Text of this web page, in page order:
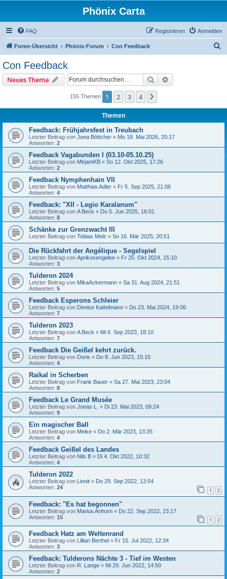
Phönix Carta
FAQ Anmelden
Registrieren
Foren-Übersicht Phönix-Forum Con Feedback
Con Feedback
Neues Thema Suche
155 Themen 1 2 3 4
Themen
Feedback: Frühjahrsfest in Treubach
Letzter Beitrag von Jona Böttcher « Mo 18. Mai 2026, 20:17
Antworten: 2
Feedback Vagabunden I (03.10-05.10.25)
Letzter Beitrag von MirjamKB « So 12. Okt 2025, 17:26
Antworten: 2
Feedback Nymphenhain VII
Letzter Beitrag von Matthias Adler « Fr 5. Sep 2025, 21:06
Antworten: 4
Feedback: "XII - Legio Karalanum"
Letzter Beitrag von A Beck « Do 5. Jun 2025, 16:01
Antworten: 8
Schänke zur Grenzwacht III
Letzter Beitrag von Tobias Melz « So 16. Mär 2025, 20:51
Die Rückfahrt der Angélique - Segelspiel
Letzter Beitrag von Aprikosengelee « Fr 25. Okt 2024, 15:10
Antworten: 3
Tulderon 2024
Letzter Beitrag von MikaAckermann « Sa 31. Aug 2024, 21:51
Antworten: 5
Feedback Esperons Schleier
Letzter Beitrag von Denise Kattelmann « Do 23. Mai 2024, 19:06
Antworten: 7
Tulderon 2023
Letzter Beitrag von A Beck « Mi 6. Sep 2023, 18:10
Antworten: 7
Feedback Die Geißel kehrt zurück.
Letzter Beitrag von Doris « Do 8. Jun 2023, 15:15
Antworten: 4
Raikal in Scherben
Letzter Beitrag von Frank Bauer « Sa 27. Mai 2023, 23:04
Antworten: 8
Feedback Le Grand Musée
Letzter Beitrag von Jonas L. « Di 23. Mai 2023, 09:24
Antworten: 9
Ein magischer Ball
Letzter Beitrag von Meike « Do 2. Mär 2023, 13:35
Antworten: 4
Feedback Geißel des Landes
Letzter Beitrag von Nils B « Di 4. Okt 2022, 10:32
Antworten: 4
Tulderon 2022
Letzter Beitrag von Linnit « Do 29. Sep 2022, 13:54
Antworten: 24 1 2
Feedback: "Es hat begonnen"
Letzter Beitrag von Marius Anhorn « Do 22. Sep 2022, 23:17
Antworten: 15 1 2
Feedback Hatz am Weltenrand
Letzter Beitrag von Lillian Berthel « Fr 15. Jul 2022, 12:34
Antworten: 3
Feedback: Tulderons Nächte 3 - Tief im Westen
Letzter Beitrag von R. Lange « Mi 29. Jun 2022, 14:50
Antworten: 2